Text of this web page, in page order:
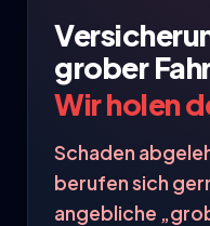
grober
Wir holen
Schaden
berufen sich
angebliche